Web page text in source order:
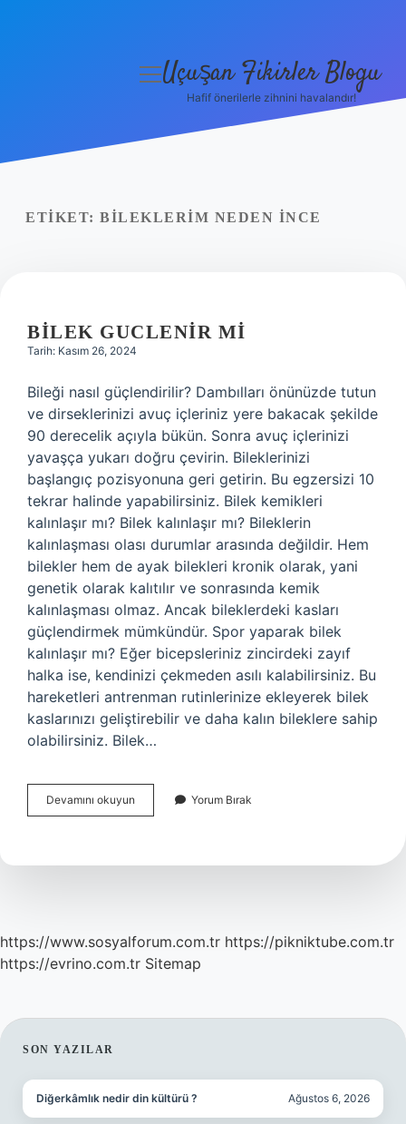
Yasal Uyarı
menüyü
Uçuşan Fikirler Blogu
Hafif önerilerle zihnini havalandır!
ETIKET: BILEKLERIM NEDEN INCE
BILEK GUCLENIR MI
Tarih: Kasım 26, 2024
Bileği nasıl güçlendirilir? Dambılları önünüzde tutun
ve dirseklerinizi avuç içleriniz yere bakacak şekilde
90 derecelik açıyla bükün. Sonra avuç içlerinizi
yavaşça yukarı doğru çevirin. Bileklerinizi
başlangıç ​​pozisyonuna geri getirin. Bu egzersizi 10
tekrar halinde yapabilirsiniz. Bilek kemikleri
kalınlaşır mı? Bilek kalınlaşır mı? Bileklerin
kalınlaşması olası durumlar arasında değildir. Hem
bilekler hem de ayak bilekleri kronik olarak, yani
genetik olarak kalıtılır ve sonrasında kemik
kalınlaşması olmaz. Ancak bileklerdeki kasları
güçlendirmek mümkündür. Spor yaparak bilek
kalınlaşır mı? Eğer bicepsleriniz zincirdeki zayıf
halka ise, kendinizi çekmeden asılı kalabilirsiniz. Bu
hareketleri antrenman rutinlerinize ekleyerek bilek
kaslarınızı geliştirebilir ve daha kalın bileklere sahip
olabilirsiniz. Bilek…
Devamını okuyun
Guclenir
Yorum Bırak
https://www.sosyalforum.com.tr https://pikniktube.com.tr
https://evrino.com.tr Sitemap
SIDEBAR
SON YAZILAR
Diğerkâmlık nedir din kültürü ? Ağustos 6, 2026